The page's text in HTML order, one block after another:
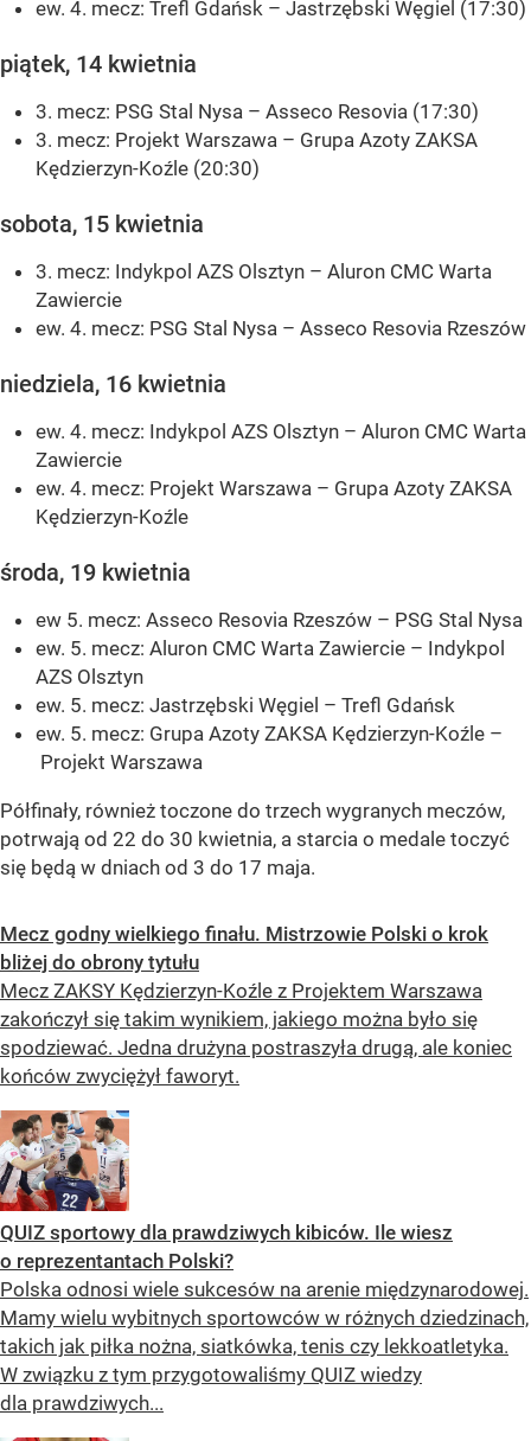
ew. 4. mecz: Trefl Gdańsk – Jastrzębski Węgiel (17:30)
piątek, 14 kwietnia
3. mecz: PSG Stal Nysa – Asseco Resovia (17:30)
3. mecz: Projekt Warszawa – Grupa Azoty ZAKSA
Kędzierzyn-Koźle (20:30)
sobota, 15 kwietnia
3. mecz: Indykpol AZS Olsztyn – Aluron CMC Warta
Zawiercie
ew. 4. mecz: PSG Stal Nysa – Asseco Resovia Rzeszów
niedziela, 16 kwietnia
ew. 4. mecz: Indykpol AZS Olsztyn – Aluron CMC Warta
Zawiercie
ew. 4. mecz: Projekt Warszawa – Grupa Azoty ZAKSA
Kędzierzyn-Koźle
środa, 19 kwietnia
ew 5. mecz: Asseco Resovia Rzeszów – PSG Stal Nysa
ew. 5. mecz: Aluron CMC Warta Zawiercie – Indykpol
AZS Olsztyn
ew. 5. mecz: Jastrzębski Węgiel – Trefl Gdańsk
ew. 5. mecz: Grupa Azoty ZAKSA Kędzierzyn-Koźle –
Projekt Warszawa
Półfinały, również toczone do trzech wygranych meczów,
potrwają od 22 do 30 kwietnia, a starcia o medale toczyć
się będą w dniach od 3 do 17 maja.
Mecz godny wielkiego finału. Mistrzowie Polski o krok
bliżej do obrony tytułu
Mecz ZAKSY Kędzierzyn-Koźle z Projektem Warszawa
zakończył się takim wynikiem, jakiego można było się
spodziewać. Jedna drużyna postraszyła drugą, ale koniec
końców zwyciężył faworyt.
QUIZ sportowy dla prawdziwych kibiców. Ile wiesz
o reprezentantach Polski?
Polska odnosi wiele sukcesów na arenie międzynarodowej.
Mamy wielu wybitnych sportowców w różnych dziedzinach,
takich jak piłka nożna, siatkówka, tenis czy lekkoatletyka.
W związku z tym przygotowaliśmy QUIZ wiedzy
dla prawdziwych...